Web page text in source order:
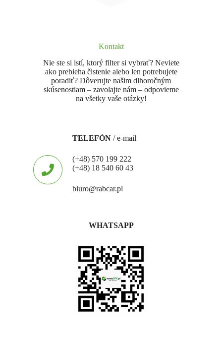
Kontakt
Nie ste si istí, ktorý filter si vybrať? Neviete
ako prebieha čistenie alebo len potrebujete
poradiť? Dôverujte našim dlhoročným
skúsenostiam – zavolajte nám – odpovieme
na všetky vaše otázky!
TELEFÓN / e-mail
(+48) 570 199 222
(+48) 18 540 60 43
biuro@rabcar.pl
WHATSAPP